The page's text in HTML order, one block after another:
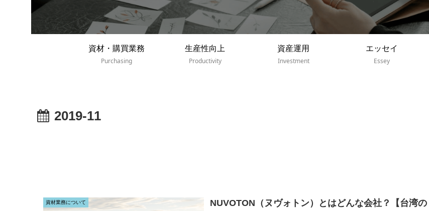
資材・購買業務
Purchasing
生産性向上
Productivity
資産運用
Investment
エッセイ
Essey
2019-11
資材業務について
NUVOTON（ヌヴォトン）とはどんな会社？【台湾の